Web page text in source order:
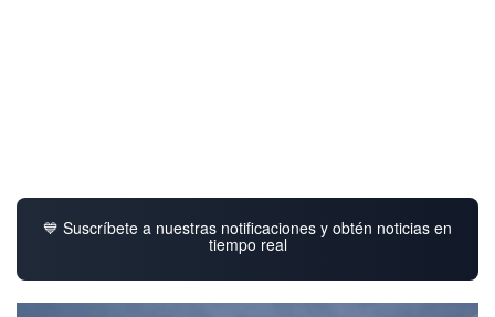
💙 Suscríbete a nuestras notificaciones y obtén noticias en
tiempo real